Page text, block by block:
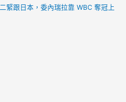
緊跟日本，委內瑞拉靠 WBC 奪冠上